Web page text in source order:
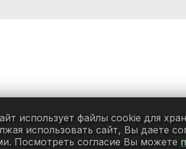
использует файлы cookie для
использовать сайт, Вы даете
Посмотреть согласие Вы можете